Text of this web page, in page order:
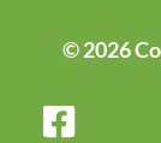
© 2026